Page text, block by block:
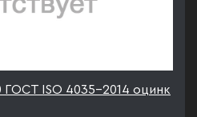
ГОСТ ISO 4035-2014 оцинк